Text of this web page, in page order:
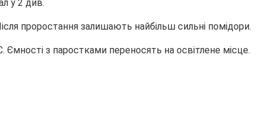
у 2 див.
проростання залишають найбільш сильні помідори.
з паростками переносять на освітлене місце.